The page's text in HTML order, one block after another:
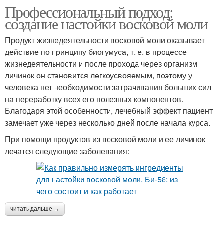
Профессиональный подход:
создание настойки восковой моли
Продукт жизнедеятельности восковой моли оказывает
действие по принципу биогумуса, т. е. в процессе
жизнедеятельности и после прохода через организм
личинок он становится легкоусвояемым, поэтому у
человека нет необходимости затрачивания больших сил
на переработку всех его полезных компонентов.
Благодаря этой особенности, лечебный эффект пациент
замечает уже через несколько дней после начала курса.
При помощи продуктов из восковой моли и ее личинок
лечатся следующие заболевания:
читать дальше →